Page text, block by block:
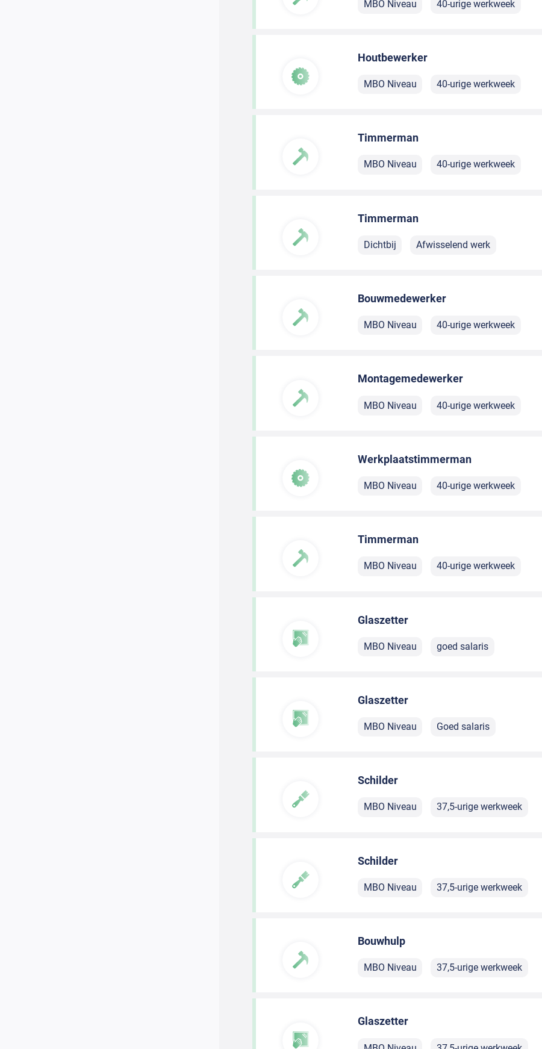
MBO Niveau 40-urige werkweek
Houtbewerker
MBO Niveau 40-urige werkweek
Timmerman
MBO Niveau 40-urige werkweek
Timmerman
Dichtbij Afwisselend werk
Bouwmedewerker
MBO Niveau 40-urige werkweek
Montagemedewerker
MBO Niveau 40-urige werkweek
Werkplaatstimmerman
MBO Niveau 40-urige werkweek
Timmerman
MBO Niveau 40-urige werkweek
Glaszetter
MBO Niveau goed salaris
Glaszetter
MBO Niveau Goed salaris
Schilder
MBO Niveau 37,5-urige werkweek
Schilder
MBO Niveau 37,5-urige werkweek
Bouwhulp
MBO Niveau 37,5-urige werkweek
Glaszetter